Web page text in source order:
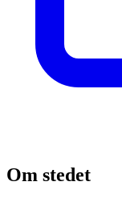
Om stedet